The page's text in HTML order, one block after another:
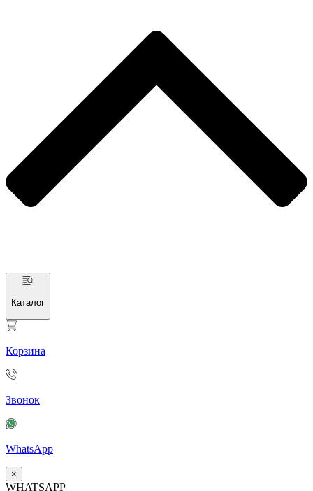
Каталог
Корзина
Звонок
WhatsApp
×
WHATSAPP